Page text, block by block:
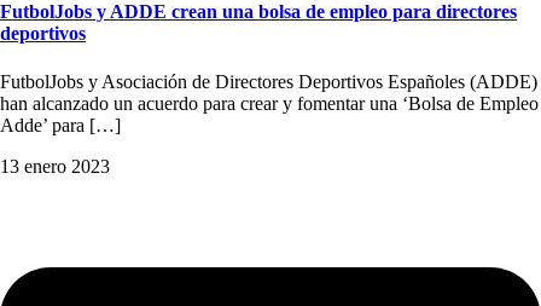
FutbolJobs y ADDE crean una bolsa de empleo para directores
deportivos
FutbolJobs y Asociación de Directores Deportivos Españoles (ADDE)
han alcanzado un acuerdo para crear y fomentar una ‘Bolsa de Empleo
Adde’ para […]
13 enero 2023